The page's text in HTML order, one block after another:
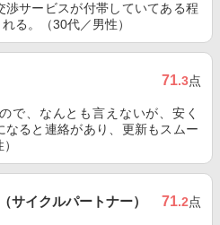
サービスが付帯していてある程
る。（30代／男性）
71.3点
で、なんとも言えないが、安く
ると連絡があり、更新もスムー
サイクルパートナー） 71.2点